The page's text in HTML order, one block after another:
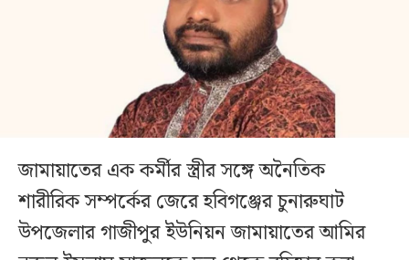
জামায়াতের এক কর্মীর স্ত্রীর সঙ্গে অনৈতিক
শারীরিক সম্পর্কের জেরে হবিগঞ্জের চুনারুঘাট
উপজেলার গাজীপুর ইউনিয়ন জামায়াতের আমির